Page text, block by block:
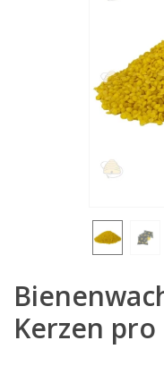
Kerzen pro